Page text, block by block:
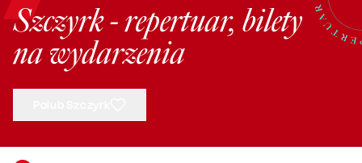
Szczyrk - repertuar, bilety
na wydarzenia